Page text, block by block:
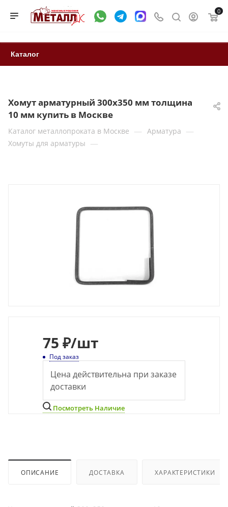
0
Каталог
Хомут арматурный 300х350 мм толщина
10 мм купить в Москве
Каталог металлопроката в Москве — Арматура —
Хомуты для арматуры —
75 ₽/шт
Под заказ
Цена действительна при заказе
доставки
Посмотреть Наличие
ОПИСАНИЕ ДОСТАВКА ХАРАКТЕРИСТИКИ